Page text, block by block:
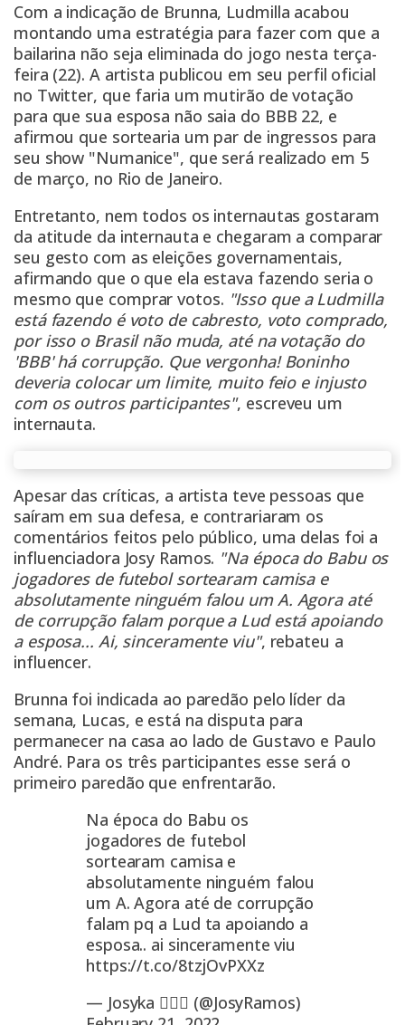
Com a indicação de Brunna, Ludmilla acabou
montando uma estratégia para fazer com que a
bailarina não seja eliminada do jogo nesta terça-
feira (22). A artista publicou em seu perfil oficial
no Twitter, que faria um mutirão de votação
para que sua esposa não saia do BBB 22, e
afirmou que sortearia um par de ingressos para
seu show "Numanice", que será realizado em 5
de março, no Rio de Janeiro.
Entretanto, nem todos os internautas gostaram
da atitude da internauta e chegaram a comparar
seu gesto com as eleições governamentais,
afirmando que o que ela estava fazendo seria o
mesmo que comprar votos. "Isso que a Ludmilla
está fazendo é voto de cabresto, voto comprado,
por isso o Brasil não muda, até na votação do
'BBB' há corrupção. Que vergonha! Boninho
deveria colocar um limite, muito feio e injusto
com os outros participantes", escreveu um
internauta.
Apesar das críticas, a artista teve pessoas que
saíram em sua defesa, e contrariaram os
comentários feitos pelo público, uma delas foi a
influenciadora Josy Ramos. "Na época do Babu os
jogadores de futebol sortearam camisa e
absolutamente ninguém falou um A. Agora até
de corrupção falam porque a Lud está apoiando
a esposa... Ai, sinceramente viu", rebateu a
influencer.
Brunna foi indicada ao paredão pelo líder da
semana, Lucas, e está na disputa para
permanecer na casa ao lado de Gustavo e Paulo
André. Para os três participantes esse será o
primeiro paredão que enfrentarão.
Na época do Babu os
jogadores de futebol
sortearam camisa e
absolutamente ninguém falou
um A. Agora até de corrupção
falam pq a Lud ta apoiando a
esposa.. ai sinceramente viu
https://t.co/8tzjOvPXXz
— Josyka 🙆🏽‍♀️ (@JosyRamos)